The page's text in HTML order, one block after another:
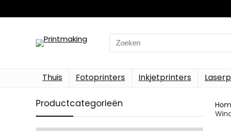
Search
for:
Thuis Fotoprinters Inkjetprinters
Productcategorieën